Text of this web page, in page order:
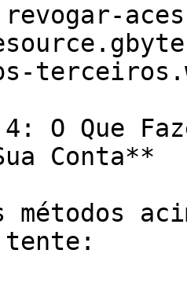
O Que
Conta**
tente: